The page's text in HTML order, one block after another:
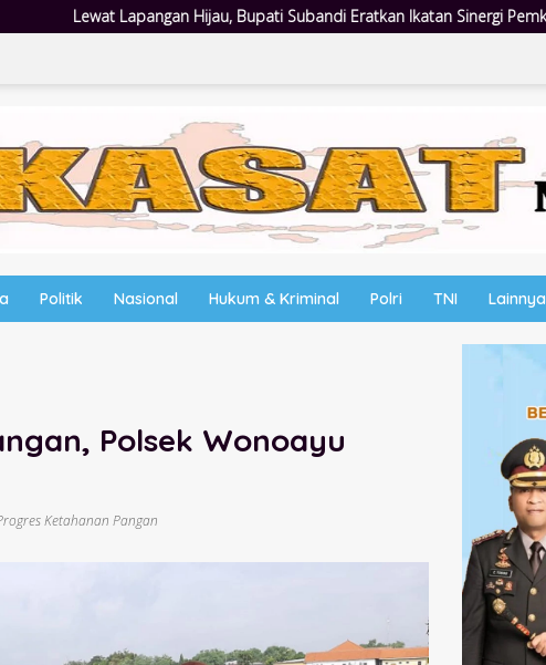
Bupati Subandi Eratkan Ikatan Sinergi Pemkab dan DPRD Sidoarjo
Politik Nasional Hukum & Kriminal Polri TNI Lainnya
Polsek Wonoayu
Ketahanan Pangan